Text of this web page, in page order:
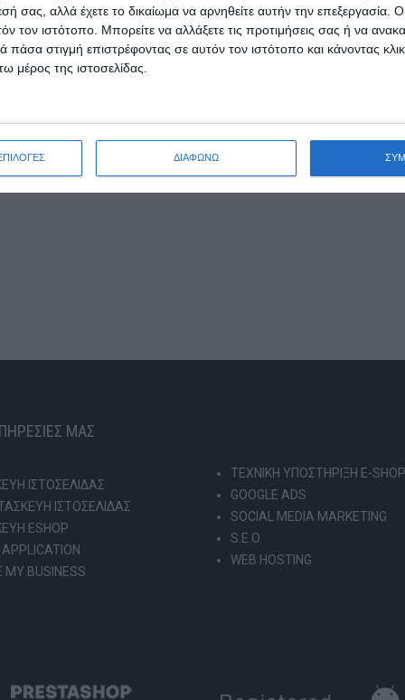
σας, αλλά έχετε το δικαίωμα να αρνηθείτε αυτήν την επεξεργασία.
τον ιστότοπο. Μπορείτε να αλλάξετε τις προτιμήσεις σας ή να
στιγμή επιστρέφοντας σε αυτόν τον ιστότοπο και κάνοντας
μέρος της ιστοσελίδας.
ΔΙΑΦΩΝΩ
border retailer, με συνολικές πωλήσεις 53,25
έχουν επίσης βρει θέση στο ΤOP 10. Η Pandora
Pandora, Expert, Cos και & Other Stories, ενώ εκτός
στην Ευρώπη αυξήθηκαν το 2020 κατά 24% και
διαδικτυακών πωλήσεων.
ΜΑΣ
ΙΣΤΟΣΕΛΙΔΑΣ
ΙΣΤΟΣΕΛΙΔΑΣ
ESHOP
MY BUSINESS
ΤΕΧΝΙΚΗ ΥΠΟΣΤΗΡΙΞΗ E-SHOP
GOOGLE ADS
SOCIAL MEDIA MARKETING
S.E.O.
WEB HOSTING